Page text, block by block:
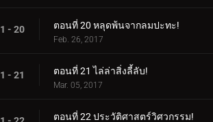
1 - 20 ตอนที่ 20 หลุดพ้นจากลมปะทะ!
Feb. 26, 2017
1 - 21 ตอนที่ 21 ไล่ล่าสิ่งลี้ลับ!
Mar. 05, 2017
ตอนที่ 22 ประวัติศาสตร์วิศวกรรม!